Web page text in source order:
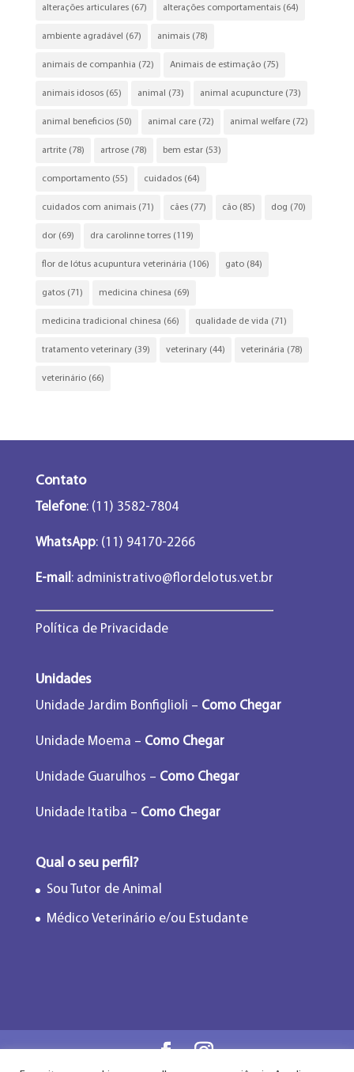
alterações articulares(67) alterações comportamentais(64)
ambiente agradável (67) animais(78)
animais de companhia (72) Animais de estimação(75)
animais idosos(65) animal (73) animal acupuncture(73)
animal beneficios(50) animal care(72) animal welfare(72)
artrite(78) artrose(78) bem estar(53)
comportamento(55) cuidados(64)
cuidados com animais(71) cães(77) cão(85) dog (70)
dor(69) dra carolinne torres(119)
flor de lótus acupuntura veterinária (106) gato(84)
gatos(71) medicina chinesa (69)
medicina tradicional chinesa (66) qualidade de vida (71)
tratamento veterinary(39) veterinary(44) veterinária (78)
veterinário(66)
Contato
Telefone: (11) 3582-7804
WhatsApp: (11) 94170-2266
E-mail :administrativo@flordelotus.vet.br
Política de Privacidade
Unidades
Unidade Jardim Bonfiglioli – Como Chegar
Unidade Moema – Como Chegar
Unidade Guarulhos – Como Chegar
Unidade Itatiba – Como Chegar
Qual o seu perfil?
Sou Tutor de Animal
Médico Veterinário e/ou Estudante